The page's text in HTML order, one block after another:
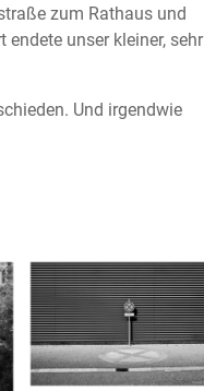
zum Rathaus und
unser kleiner, sehr
Und irgendwie